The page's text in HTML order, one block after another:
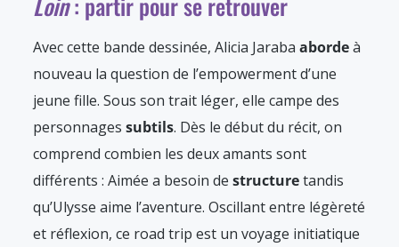
Avec cette bande dessinée, Alicia Jaraba abordeà
nouveau la question de l’empowerment d’une
jeune fille. Sous son trait léger, elle campe des
personnages subtils. Dès le début du récit, on
comprend combien les deux amants sont
différents : Aimée a besoin de structuretandis
qu’Ulysse aime l’aventure. Oscillant entre légèreté
et réflexion, ce road trip est un voyage initiatique